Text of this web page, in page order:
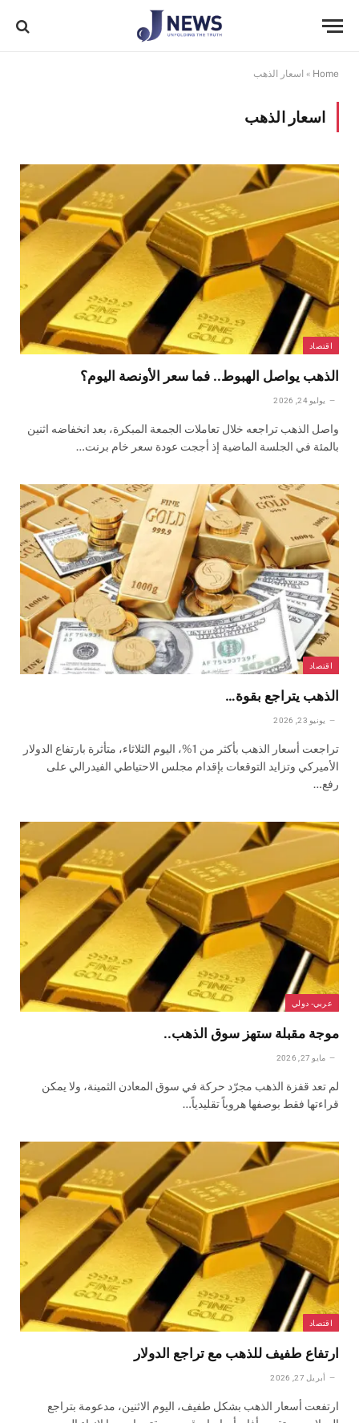
Home
» اسعار الذهب
اسعار الذهب
اقتصاد
الذهب يواصل الهبوط.. فما سعر الأونصة اليوم؟
يوليو 24, 2026
واصل الذهب تراجعه خلال تعاملات الجمعة المبكرة، بعد انخفاضه اثنين
بالمئة في الجلسة الماضية إذ أججت عودة سعر خام برنت…
اقتصاد
الذهب يتراجع بقوة…
يونيو 23, 2026
تراجعت أسعار الذهب بأكثر من 1%، اليوم الثلاثاء، متأثرة بارتفاع الدولار
الأميركي وتزايد التوقعات بإقدام مجلس الاحتياطي الفيدرالي على
رفع…
عربي- دولي
موجة مقبلة ستهز سوق الذهب..
مايو 27, 2026
لم تعد قفزة الذهب مجرّد حركة في سوق المعادن الثمينة، ولا يمكن
قراءتها فقط بوصفها هروباً تقليدياً…
اقتصاد
ارتفاع طفيف للذهب مع تراجع الدولار
أبريل 27, 2026
ارتفعت أسعار الذهب بشكل طفيف، اليوم الاثنين، مدعومة بتراجع